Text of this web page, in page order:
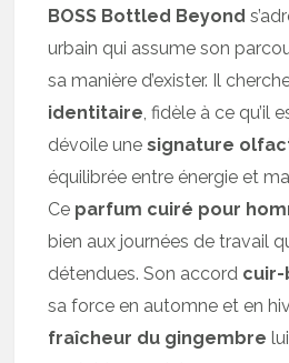
BOSS Bottled Beyond
urbain qui assume son
sa manière d’exister. Il
identitaire, fidèle à ce qu’il
dévoile unesignature
équilibrée entre énergie et
Ce parfum cuiré pour
bien aux journées de travail
détendues. Son accord cuir-
sa force en automne et en
fraîcheur du gingembre